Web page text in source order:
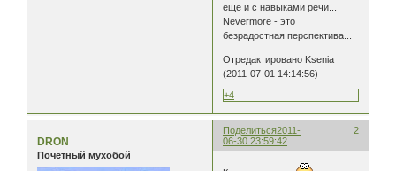
еще и с навыками речи...
Nevermore - это
безрадостная перспектива...
Отредактировано Ksenia
(2011-07-01 14:14:56)
+4
Поделиться 2
2011-
06-30 23:59:42
DRON
Почетный мухобой